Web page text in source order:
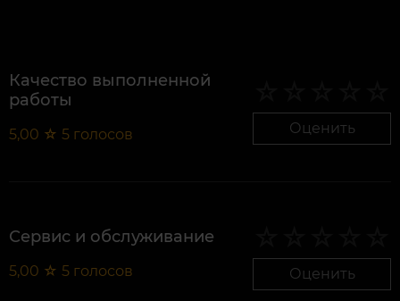
Качество выполненной
работы
5,00 ☆ 5 голосов Оценить
Сервис и обслуживание
5,00 ☆ 5 голосов Оценить